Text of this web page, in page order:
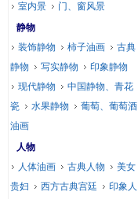
室内景
门、窗风景
静物
装饰静物
柿子油画
古典
静物
写实静物
印象静物
现代静物
中国静物、青花
瓷
水果静物
葡萄、葡萄酒
油画
人物
人体油画
古典人物
美女
贵妇
西方古典宫廷
印象人